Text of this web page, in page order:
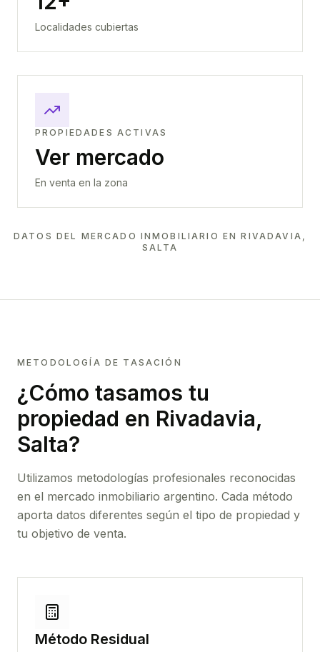
Localidades cubiertas
PROPIEDADES ACTIVAS
Ver mercado
En venta en la zona
DATOS DEL MERCADO INMOBILIARIO ENRIVADAVIA,
SALTA
METODOLOGÍA DE TASACIÓN
¿Cómo tasamos tu
propiedad en Rivadavia,
Salta?
Utilizamos metodologías profesionales reconocidas
en el mercado inmobiliario argentino. Cada método
aporta datos diferentes según el tipo de propiedad y
tu objetivo de venta.
Método Residual